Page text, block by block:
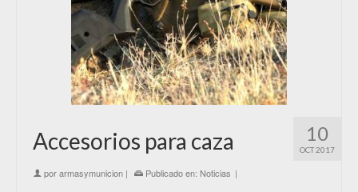
10
OCT 2017
Accesorios para caza
porarmasymunicion | Publicado en: Noticias |